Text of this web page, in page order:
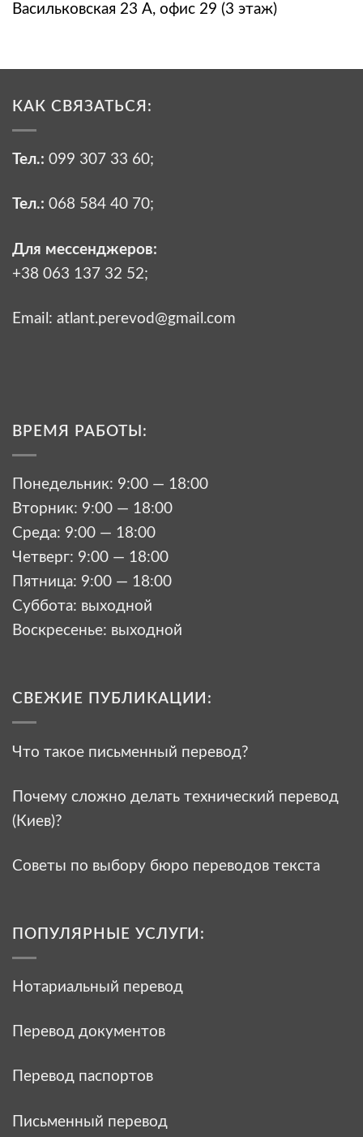
Васильковская 23 А, офис 29 (3 этаж)
КАК СВЯЗАТЬСЯ:
Тел.: 099 307 33 60;
Тел.: 068 584 40 70;
Для мессенджеров:
+38 063 137 32 52;
Email: atlant.perevod@gmail.com
ВРЕМЯ РАБОТЫ:
Понедельник: 9:00 — 18:00
Вторник: 9:00 — 18:00
Среда: 9:00 — 18:00
Четверг: 9:00 — 18:00
Пятница: 9:00 — 18:00
Суббота: выходной
Воскресенье: выходной
СВЕЖИЕ ПУБЛИКАЦИИ:
Что такое письменный перевод?
Почему сложно делать технический перевод
(Киев)?
Советы по выбору бюро переводов текста
ПОПУЛЯРНЫЕ УСЛУГИ:
Нотариальный перевод
Перевод документов
Перевод паспортов
Письменный перевод